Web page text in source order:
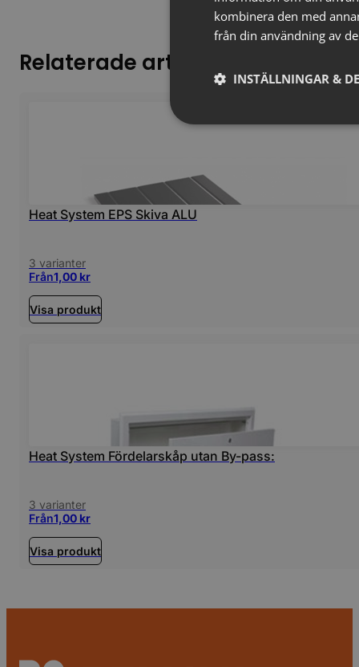
Relaterade artiklar
Heat System EPS Skiva ALU
3 varianter
Från1,00 kr
Visa produkt
Heat System Fördelarskåp utan By-pass:
3 varianter
Från1,00 kr
Visa produkt
kombinera den med
från din användning av
INSTÄLLNINGAR &